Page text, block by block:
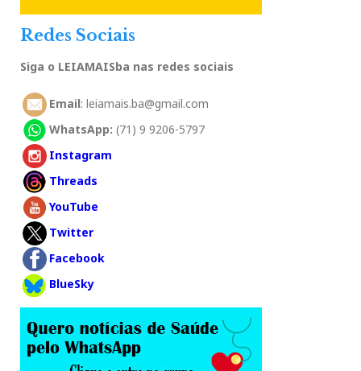
Redes Sociais
Siga o LEIAMAISba nas redes sociais
Email: leiamais.ba@gmail.com
WhatsApp: (71) 9 9206-5797
Instagram
Threads
YouTube
Twitter
Facebook
BlueSky